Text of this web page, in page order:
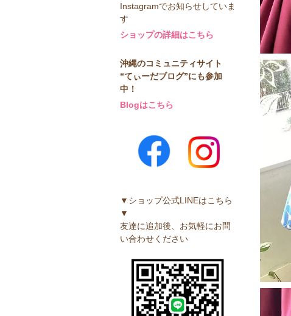
Instagramでお知らせしていま
す
ショップの詳細はこちら
沖縄のコミュニティサイト
“てぃーだブログ”にも参加
中！
Blogはこちら
▼ショップ公式LINEはこちら
▼
友達に追加後、お気軽にお問
い合わせください